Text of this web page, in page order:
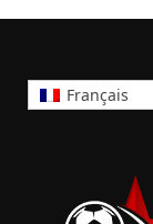
Français